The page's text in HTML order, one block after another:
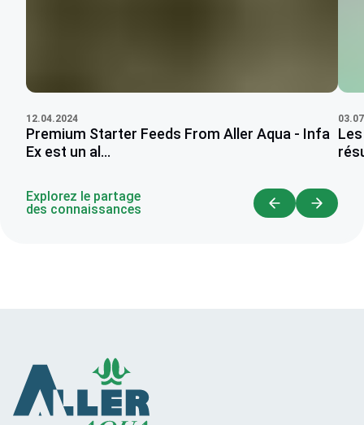
12.04.2024
Premium Starter Feeds From Aller Aqua - Infa
Ex est un al...
Explorez le partage
des connaissances